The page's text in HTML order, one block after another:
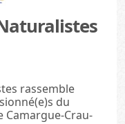
rassemble
du
Crau-